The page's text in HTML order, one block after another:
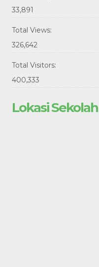
33,891
Total Views:
326,642
Total Visitors:
400,333
Lokasi Sekolah